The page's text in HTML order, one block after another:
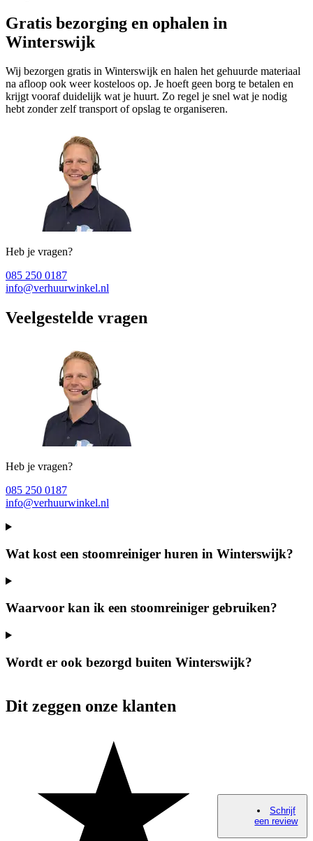
Gratis bezorging en ophalen in
Winterswijk
Wij bezorgen gratis in Winterswijk en halen het gehuurde materiaal
na afloop ook weer kosteloos op. Je hoeft geen borg te betalen en
krijgt vooraf duidelijk wat je huurt. Zo regel je snel wat je nodig
hebt zonder zelf transport of opslag te organiseren.
Heb je vragen?
085 250 0187
info@verhuurwinkel.nl
Veelgestelde vragen
Heb je vragen?
085 250 0187
info@verhuurwinkel.nl
Wat kost een stoomreiniger huren in Winterswijk?
Waarvoor kan ik een stoomreiniger gebruiken?
Wordt er ook bezorgd buiten Winterswijk?
Dit zeggen onze klanten
Schrijf
een review